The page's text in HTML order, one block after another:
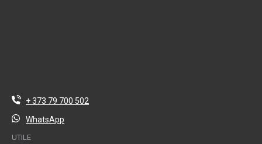
+ 373 79 700 502
WhatsApp
UTILE